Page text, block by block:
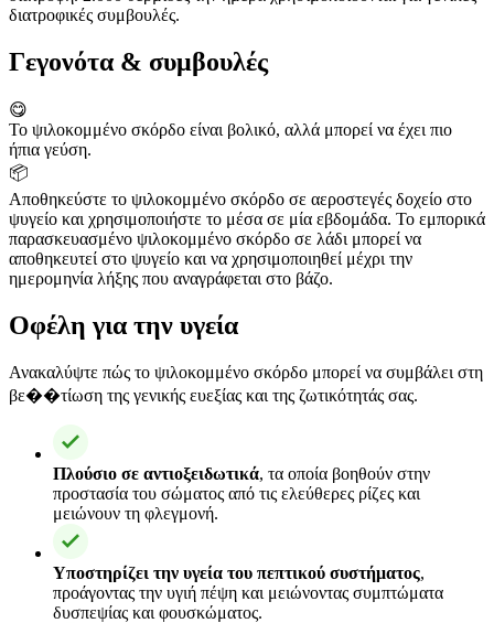
διατροφικές συμβουλές.
Γεγονότα & συμβουλές
😋
Το ψιλοκομμένο σκόρδο είναι βολικό, αλλά μπορεί να έχει πιο
ήπια γεύση.
📦
Αποθηκεύστε το ψιλοκομμένο σκόρδο σε αεροστεγές δοχείο στο
ψυγείο και χρησιμοποιήστε το μέσα σε μία εβδομάδα. Το εμπορικά
παρασκευασμένο ψιλοκομμένο σκόρδο σε λάδι μπορεί να
αποθηκευτεί στο ψυγείο και να χρησιμοποιηθεί μέχρι την
ημερομηνία λήξης που αναγράφεται στο βάζο.
Οφέλη για την υγεία
Ανακαλύψτε πώς το ψιλοκομμένο σκόρδο μπορεί να συμβάλει στη
βε��τίωση της γενικής ευεξίας και της ζωτικότητάς σας.
Πλούσιο σε αντιοξειδωτικά, τα οποία βοηθούν στην
προστασία του σώματος από τις ελεύθερες ρίζες και
μειώνουν τη φλεγμονή.
Υποστηρίζει την υγεία του πεπτικού συστήματος,
προάγοντας την υγιή πέψη και μειώνοντας συμπτώματα
δυσπεψίας και φουσκώματος.